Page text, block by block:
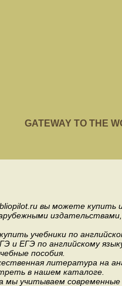
GATEWAY TO THE
вы можете купить
издательствами,
учебники по
и ЕГЭ по английскому
пособия.
литература на
в нашем каталоге.
мы учитываем